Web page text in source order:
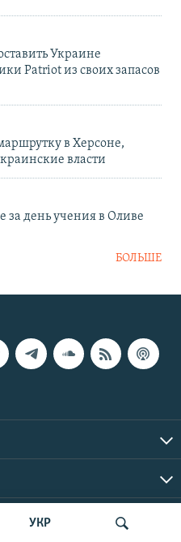
УКР
Украине
Patriot из своих запасов
в Херсоне,
власти
за день учения в Оливе
БОЛЬШЕ
2026 | Все права защищены.